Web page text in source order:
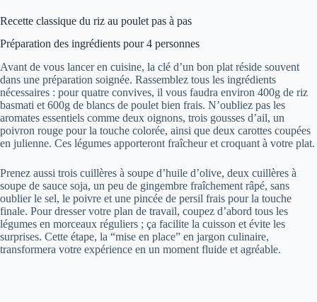
Recette classique du riz au poulet pas à pas
Préparation des ingrédients pour 4 personnes
Avant de vous lancer en cuisine, la clé d’un bon plat réside souvent
dans une préparation soignée. Rassemblez tous les ingrédients
nécessaires : pour quatre convives, il vous faudra environ 400g de riz
basmati et 600g de blancs de poulet bien frais. N’oubliez pas les
aromates essentiels comme deux oignons, trois gousses d’ail, un
poivron rouge pour la touche colorée, ainsi que deux carottes coupées
en julienne. Ces légumes apporteront fraîcheur et croquant à votre plat.
Prenez aussi trois cuillères à soupe d’huile d’olive, deux cuillères à
soupe de sauce soja, un peu de gingembre fraîchement râpé, sans
oublier le sel, le poivre et une pincée de persil frais pour la touche
finale. Pour dresser votre plan de travail, coupez d’abord tous les
légumes en morceaux réguliers ; ça facilite la cuisson et évite les
surprises. Cette étape, la “mise en place” en jargon culinaire,
transformera votre expérience en un moment fluide et agréable.